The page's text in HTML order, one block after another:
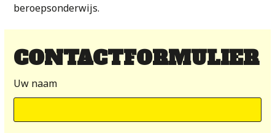
beroepsonderwijs.
CONTACTFORMULIER
Uw naam